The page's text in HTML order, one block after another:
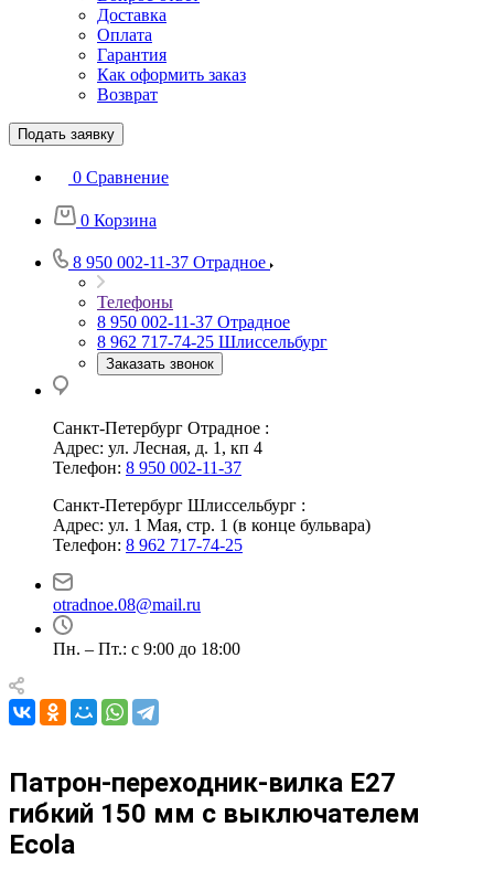
Доставка
Оплата
Гарантия
Как оформить заказ
Возврат
Подать заявку
0 Сравнение
0 Корзина
8 950 002-11-37 Отрадное
Телефоны
8 950 002-11-37 Отрадное
8 962 717-74-25 Шлиссельбург
Заказать звонок
Санкт-Петербург Отрадное :
Адрес: ул. Лесная, д. 1, кп 4
Телефон: 8 950 002-11-37
Санкт-Петербург Шлиссельбург :
Адрес: ул. 1 Мая, стр. 1 (в конце бульвара)
Телефон: 8 962 717-74-25
otradnoe.08@mail.ru
Пн. – Пт.: с 9:00 до 18:00
Патрон-переходник-вилка E27
гибкий 150 мм с выключателем
Ecola